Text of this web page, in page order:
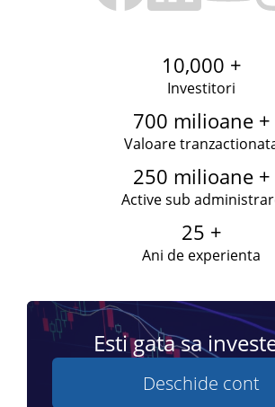
10,000 +
Investitori
700 milioane +
Valoare
250 milioane +
Active sub
25 +
Ani de experienta
Esti gata sa
Deschide cont